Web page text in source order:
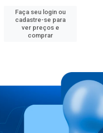
Faça seu login ou
cadastre-se para
ver preços e
comprar